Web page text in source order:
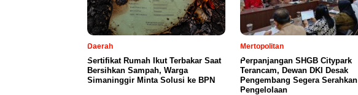
Daerah
Sertifikat Rumah Ikut Terbakar Saat
Bersihkan Sampah, Warga
Simaninggir Minta Solusi ke BPN
Mertopolitan
Perpanjangan SHGB Citypark
Terancam, Dewan DKI Desak
Pengembang Segera Serahkan
Pengelolaan